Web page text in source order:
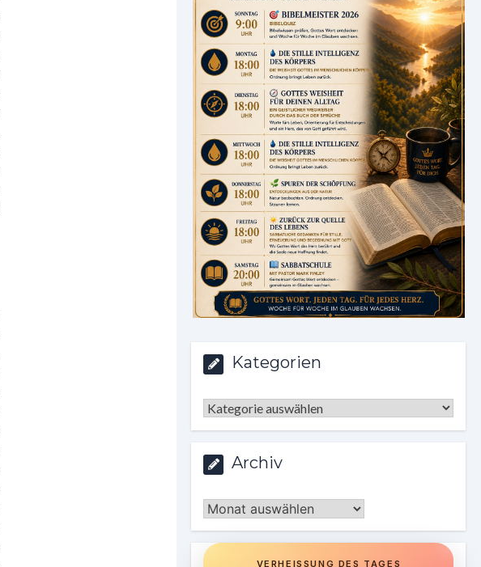
Kategorien
Kategorien
Archiv
Archiv
VERHEISSUNG DES TAGES